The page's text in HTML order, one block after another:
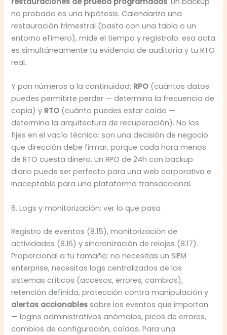
no probado es una hipótesis. Calendariza una
restauración trimestral (basta con una tabla o un
entorno efímero), mide el tiempo y regístralo: esa acta
es simultáneamente tu evidencia de auditoría y tu RTO
real.
Y pon números a la continuidad: RPO (cuántos datos
puedes permitirte perder — determina la frecuencia de
copia) y RTO (cuánto puedes estar caído —
determina la arquitectura de recuperación). No los
fijes en el vacío técnico: son una decisión de negocio
que dirección debe firmar, porque cada hora menos
de RTO cuesta dinero. Un RPO de 24h con backup
diario puede ser perfecto para una web corporativa e
inaceptable para una plataforma transaccional.
6. Logs y monitorización: ver lo que pasa
Registro de eventos (8.15), monitorización de
actividades (8.16) y sincronización de relojes (8.17).
Proporcional a tu tamaño: no necesitas un SIEM
enterprise, necesitas logs centralizados de los
sistemas críticos (accesos, errores, cambios),
retención definida, protección contra manipulación y
alertas accionables sobre los eventos que importan
— logins administrativos anómalos, picos de errores,
cambios de configuración, caídas. Para una